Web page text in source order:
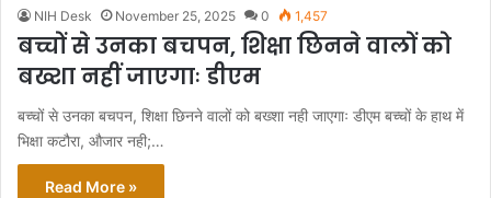
NIH Desk November 25, 2025 0 1,457
बच्चों से उनका बचपन, शिक्षा छिनने वालों को
बख्शा नहीं जाएगाः डीएम
बच्चों से उनका बचपन, शिक्षा छिनने वालों को बख्शा नही जाएगाः डीएम बच्चों के हाथ में
भिक्षा कटौरा, औजार नही;…
Read More »